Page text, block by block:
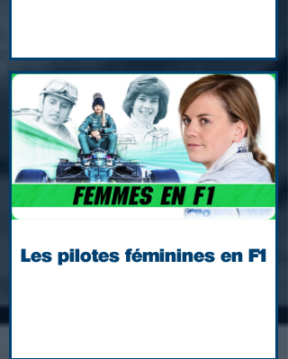
Les pilotes féminines en F1